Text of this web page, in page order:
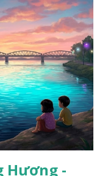
Hương -